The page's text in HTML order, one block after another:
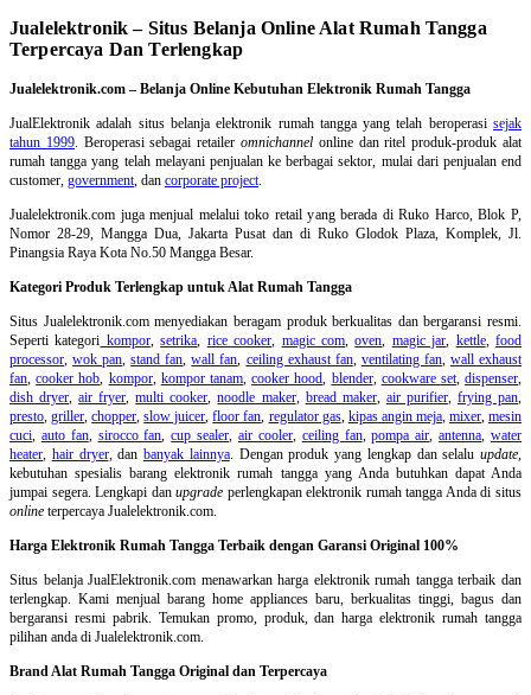
Jualelektronik – Situs Belanja Online Alat Rumah Tangga
Terpercaya Dan Terlengkap
Jualelektronik.com – Belanja Online Kebutuhan Elektronik Rumah Tangga
JualElektronik adalah situs belanja elektronik rumah tanggayang telah beroperasisejak
tahun 1999. Beroperasi sebagai retaileromnichannel online dan ritel produk-produk alat
rumah tangga yang telah melayani penjualan ke berbagai sektor, mulai dari penjualan end
customer, government , dan corporate project
Jualelektronik.com juga menjual melalui toko retail yang berada di Ruko Harco, Blok P,
Nomor 28-29, Mangga Dua, Jakarta Pusat dan di Ruko Glodok Plaza, Komplek, Jl.
Pinangsia Raya Kota No.50 Mangga Besar.
Kategori Produk Terlengkap untuk Alat Rumah Tangga
Situs Jualelektronik.com menyediakan beragam produk berkualitas dan bergaransi resmi.
Seperti kategori kompor,setrika rice cooker magic com,oven magic jar kettle,food
processor ,wok pan ,stand fan ,wall fan ceiling exhaust fan, ventilating fan, wall exhaust
fan ,cooker hob kompor, kompor tanam,cooker hood blender, cookware set,dispenser
dish dryer ,air fryer ,multi cooker ,noodle maker, bread maker, air purifier, frying pan
presto ,griller ,chopper ,slow juicer ,floor fan regulator gas, kipas angin meja, mixer,mesin
cuci auto fan, sirocco fan ,cup sealer ,air cooler, ceiling fan,pompa air ,antenna ,water
heater hair dryer, dan banyak lainnya. Dengan produk yang lengkap dan selalu update
kebutuhan spesialis barang elektronik rumah tangga yang Anda butuhkan dapat Anda
jumpai segera. Lengkapi danupgrade perlengkapan elektronik rumah tangga Anda di situs
online terpercaya Jualelektronik.com.
Harga Elektronik Rumah Tangga Terbaik dengan Garansi Original 100%
Situs belanjaJualElektronik.com menawarkan harga elektronik rumah tangga terbaik dan
terlengkap. Kami menjual barang home appliances baru, berkualitas tinggi, bagus dan
bergaransi resmi pabrik. Temukan promo, produk, dan harga elektronik rumah tangga
pilihan anda di Jualelektronik.com.
Brand Alat Rumah Tangga Original dan Terpercaya